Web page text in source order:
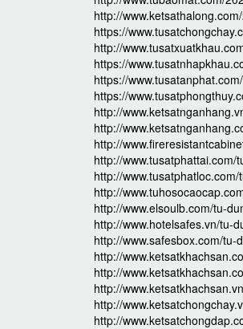
http://
https://
http://
https://
https://
https://
http://
http://
http://
http://
http://
http://
http://www.elsoulb.com/tu-
http://www.hotelsafes.vn/tu-
http://www.safesbox.com/
http://
http://
http://
http://
http://